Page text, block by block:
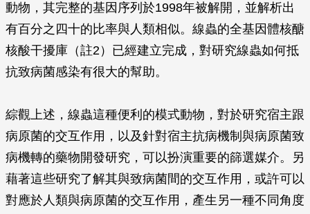
動物，其完整的基因序列於1998年被解開，並解析出
有百分之四十的比率與人類相似。線蟲的全基因體核醣
核酸干擾庫（註2）已經建立完成，對研究線蟲如何抵
抗致病菌感染有很大的幫助。
綜觀上述，線蟲這種便利的模式動物，對於研究宿主跟
病原菌的交互作用，以及針對宿主抗病機制與病原菌致
病機轉的藥物開發研究，可以扮演重要的篩選媒介。另
藉著這些研究了解其與致病菌間的交互作用，或許可以
對應於人類與病原菌的交互作用，產生另一種不同角度